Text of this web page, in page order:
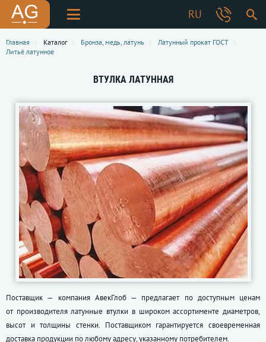
RU
Главная Каталог Бронза, медь, латунь
Латунный прокат ГОСТ
Литьё латунное
ВТУЛКА ЛАТУННАЯ
Поставщик — компания АвекГлоб — предлагает по доступным ценам
от производителя латунные втулки в широком ассортименте диаметров,
высот и толщины стенки. Поставщиком гарантируется своевременная
доставка продукции по любому адресу, указанному потребителем.